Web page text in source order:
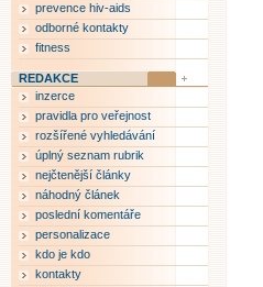
prevence hiv-aids
odborné kontakty
fitness
REDAKCE
inzerce
pravidla pro veřejnost
rozšířené vyhledávání
úplný seznam rubrik
nejčtenější články
náhodný článek
poslední komentáře
personalizace
kdo je kdo
kontakty